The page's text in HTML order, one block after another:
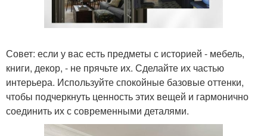
Совет: если у вас есть предметы с историей - мебель,
книги, декор, - не прячьте их. Сделайте их частью
интерьера. Используйте спокойные базовые оттенки,
чтобы подчеркнуть ценность этих вещей и гармонично
соединить их с современными деталями.